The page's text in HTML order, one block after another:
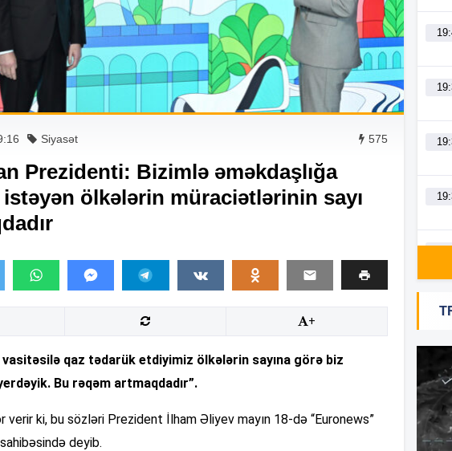
Siyasət 575
Prezidenti: Bizimlə əməkdaşlığa
ölkələrin müraciətlərinin sayı
+
qaz tədarük etdiyimiz ölkələrin sayına görə biz
Bu rəqəm artmaqdadır”.
verir ki, bu sözləri Prezident İlham Əliyev mayın 18-də “Euronews”
deyib.